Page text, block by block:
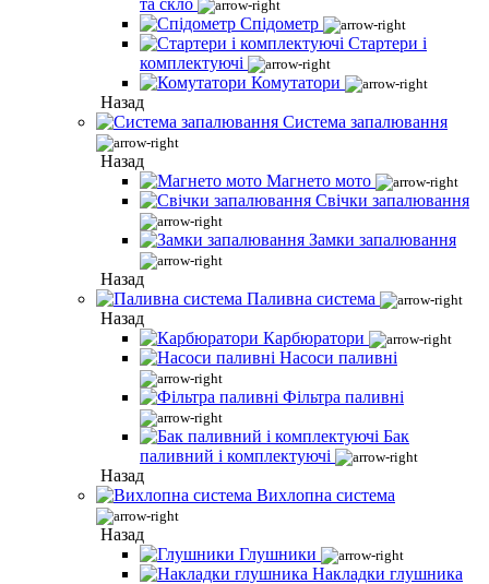
та скло
Спідометр
Стартери і
комплектуючі
Комутатори
Назад
Система запалювання
Назад
Магнето мото
Свічки запалювання
Замки запалювання
Назад
Паливна система
Назад
Карбюратори
Насоси паливні
Фільтра паливні
Бак
паливний і комплектуючі
Назад
Вихлопна система
Назад
Глушники
Накладки глушника